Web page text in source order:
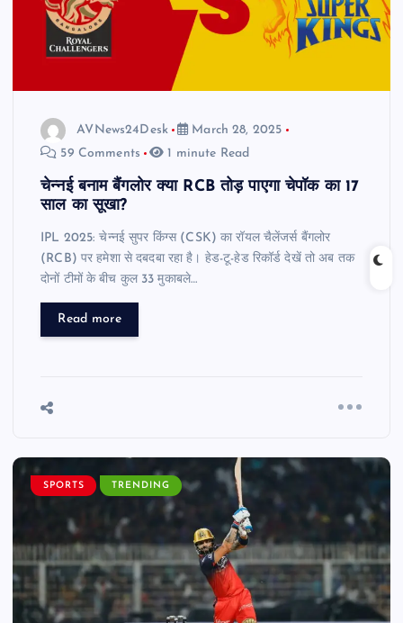
AVNews24Desk
March 28, 2025
59 Comments
1 minute Read
चेन्नई बनाम बैंगलोर क्या RCB तोड़ पाएगा चेपॉक का 17
साल का सूखा?
IPL 2025: चेन्नई सुपर किंग्स (CSK) का रॉयल चैलेंजर्स बैंगलोर
(RCB) पर हमेशा से दबदबा रहा है। हेड-टू-हेड रिकॉर्ड देखें तो अब तक
दोनों टीमों के बीच कुल 33 मुकाबले…
Read more
SPORTS TRENDING